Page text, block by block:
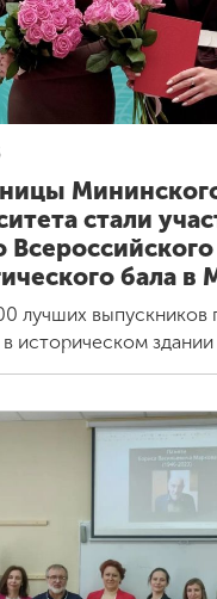
стали
Всероссийского
бала в
лучших выпускников
в историческом